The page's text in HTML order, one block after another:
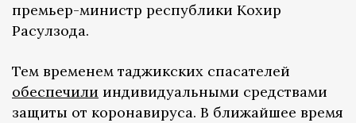
премьер-министр республики Кохир
Расулзода.
Тем временем таджикских спасателей
обеспечили индивидуальными средствами
защиты от коронавируса. В ближайшее время